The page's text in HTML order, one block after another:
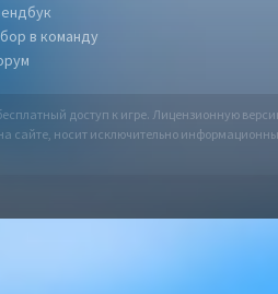
в команду
доступ к игре. Лицензионную
носит исключительно